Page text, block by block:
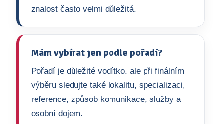
znalost často velmi důležitá.
Mám vybírat jen podle pořadí?
Pořadí je důležité vodítko, ale při finálním
výběru sledujte také lokalitu, specializaci,
reference, způsob komunikace, služby a
osobní dojem.